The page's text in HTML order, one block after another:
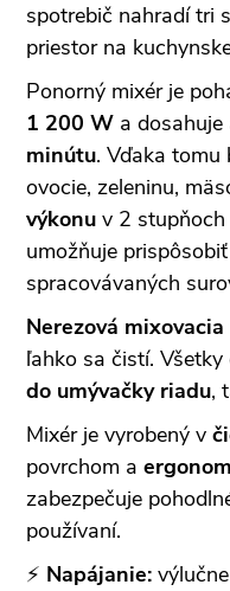
spotrebič nahradí tri
priestor na
Ponorný mixér je
1 200 W a dosahuje
minútu. Vďaka tomu
ovocie, zeleninu,
výkonu v 2 stupňoch
umožňuje
spracovávaných
Nerezová mixovacia
ľahko sa čistí.
do umývačky riadu,
Mixér je vyrobený v
povrchom a
zabezpečuje
používaní.
⚡ Napájanie: